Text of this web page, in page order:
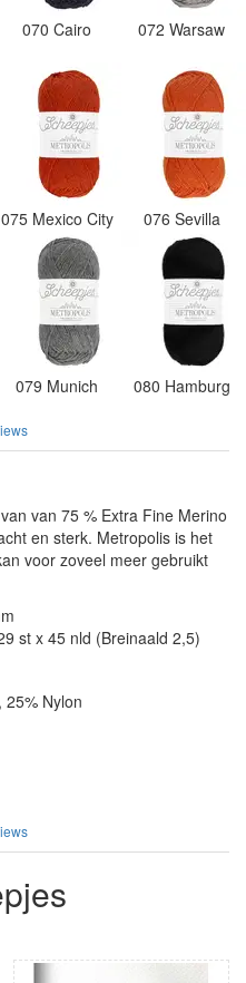
070 Cairo 072 Warsaw
075 Mexico City 076 Sevilla
079 Munich 080 Hamburg
van 75 % Extra Fine Merino
en sterk. Metropolis is het
voor zoveel meer gebruikt
st x 45 nld (Breinaald 2,5)
Nylon